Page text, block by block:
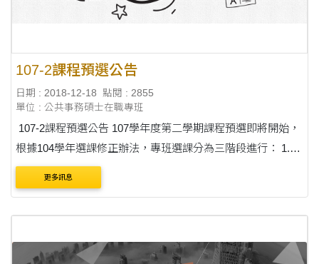
107-2課程預選公告
日期 : 2018-12-18
點閱 : 2855
單位 : 公共事務碩士在職專班
107-2課程預選公告 107學年度第二學期課程預選即將開始，
根據104學年選課修正辦法，專班選課分為三階段進行： 1.第
一階段：開放給二年級以上的學生選課，為期一週(12/24
08:30 ~12/28 16:30)。 2.第二階段：開放給一年....
更多訊息